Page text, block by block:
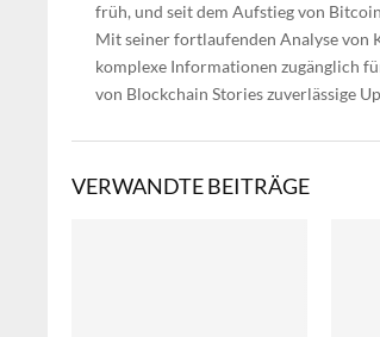
früh, und seit dem Aufstieg von
Mit seiner fortlaufenden Analyse von
komplexe Informationen zugänglich
von Blockchain Stories zuverlässige
VERWANDTE BEITRÄGE